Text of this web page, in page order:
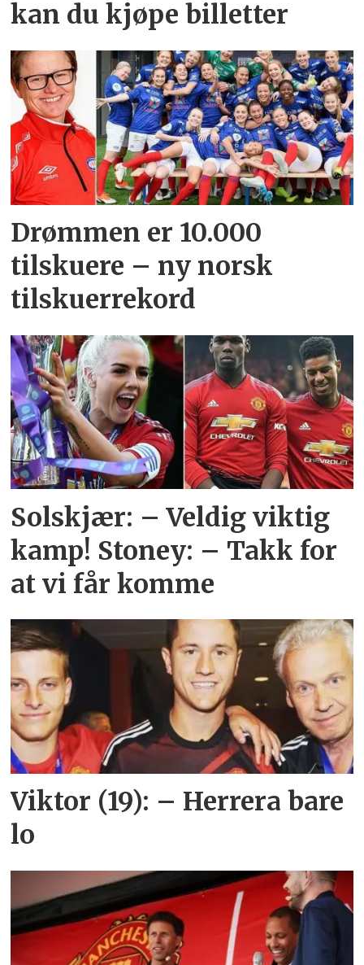
kan du kjøpe billetter
Drømmen er 10.000
tilskuere – ny norsk
tilskuerrekord
Solskjær: – Veldig viktig
kamp! Stoney: – Takk for
at vi får komme
Viktor (19): – Herrera bare
lo